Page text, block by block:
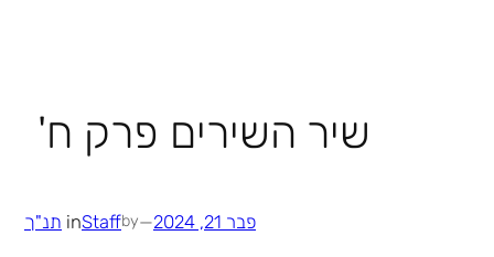
שיר השירים פרק ח'
פבר 21, 2024 —
by
Staff
in תנ"ך